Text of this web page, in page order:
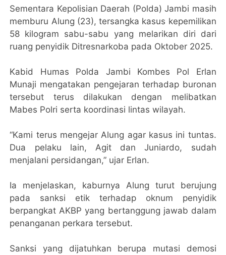
Sementara Kepolisian Daerah (Polda) Jambi masih
memburu Alung (23), tersangka kasus kepemilikan
58 kilogram sabu-sabu yang melarikan diri dari
ruang penyidik Ditresnarkoba pada Oktober 2025.
Kabid Humas Polda Jambi Kombes Pol Erlan
Munaji mengatakan pengejaran terhadap buronan
tersebut terus dilakukan dengan melibatkan
Mabes Polri serta koordinasi lintas wilayah.
“Kami terus mengejar Alung agar kasus ini tuntas.
Dua pelaku lain, Agit dan Juniardo, sudah
menjalani persidangan,” ujar Erlan.
Ia menjelaskan, kaburnya Alung turut berujung
pada sanksi etik terhadap oknum penyidik
berpangkat AKBP yang bertanggung jawab dalam
penanganan perkara tersebut.
Sanksi yang dijatuhkan berupa mutasi demosi